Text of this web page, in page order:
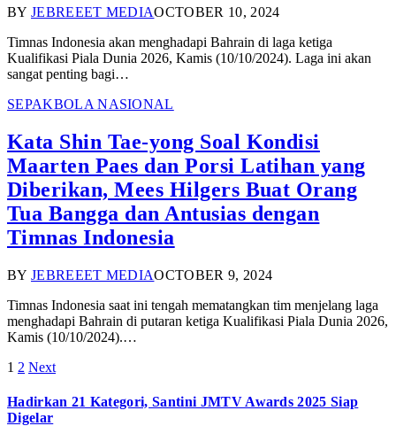
BY JEBREEET MEDIAOCTOBER 10, 2024
Timnas Indonesia akan menghadapi Bahrain di laga ketiga
Kualifikasi Piala Dunia 2026, Kamis (10/10/2024). Laga ini akan
sangat penting bagi…
SEPAKBOLA NASIONAL
Kata Shin Tae-yong Soal Kondisi
Maarten Paes dan Porsi Latihan yang
Diberikan, Mees Hilgers Buat Orang
Tua Bangga dan Antusias dengan
Timnas Indonesia
BY JEBREEET MEDIAOCTOBER 9, 2024
Timnas Indonesia saat ini tengah mematangkan tim menjelang laga
menghadapi Bahrain di putaran ketiga Kualifikasi Piala Dunia 2026,
Kamis (10/10/2024).…
1 2 Next
Hadirkan 21 Kategori, Santini JMTV Awards 2025 Siap
Digelar